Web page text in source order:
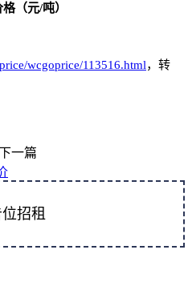
格（元/吨）
wcgoprice/113516.html，转
一篇
招租